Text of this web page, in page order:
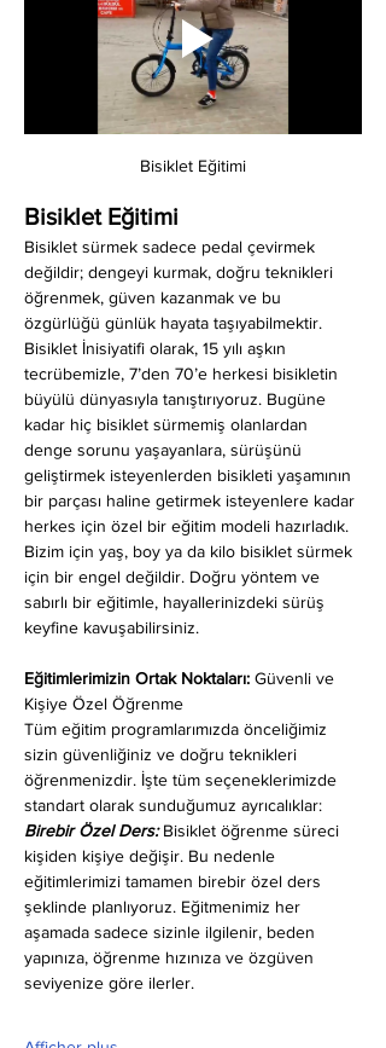
Bisiklet Eğitimi
Bisiklet Eğitimi
Bisiklet sürmek sadece pedal çevirmek
değildir; dengeyi kurmak, doğru teknikleri
öğrenmek, güven kazanmak ve bu
özgürlüğü günlük hayata taşıyabilmektir.
Bisiklet İnisiyatifi olarak, 15 yılı aşkın
tecrübemizle, 7’den 70’e herkesi bisikletin
büyülü dünyasıyla tanıştırıyoruz. Bugüne
kadar hiç bisiklet sürmemiş olanlardan
denge sorunu yaşayanlara, sürüşünü
geliştirmek isteyenlerden bisikleti yaşamının
bir parçası haline getirmek isteyenlere kadar
herkes için özel bir eğitim modeli hazırladık.
Bizim için yaş, boy ya da kilo bisiklet sürmek
için bir engel değildir. Doğru yöntem ve
sabırlı bir eğitimle, hayallerinizdeki sürüş
keyfine kavuşabilirsiniz.
Eğitimlerimizin Ortak Noktaları: Güvenli ve
Kişiye Özel Öğrenme
Tüm eğitim programlarımızda önceliğimiz
sizin güvenliğiniz ve doğru teknikleri
öğrenmenizdir. İşte tüm seçeneklerimizde
standart olarak sunduğumuz ayrıcalıklar:
Birebir Özel Ders: Bisiklet öğrenme süreci
kişiden kişiye değişir. Bu nedenle
eğitimlerimizi tamamen birebir özel ders
şeklinde planlıyoruz. Eğitmenimiz her
aşamada sadece sizinle ilgilenir, beden
yapınıza, öğrenme hızınıza ve özgüven
seviyenize göre ilerler.